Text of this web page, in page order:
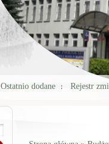
Ostatnio dodane Rejestr